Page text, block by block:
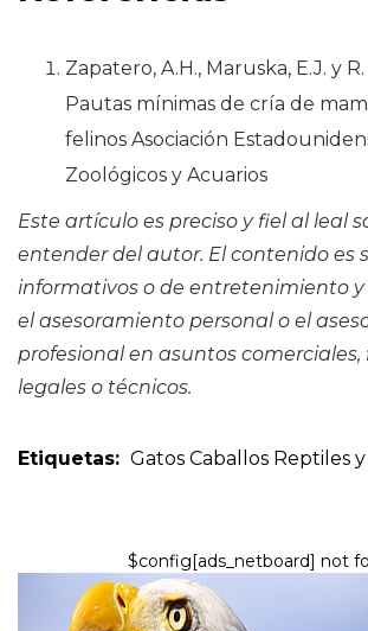
Zapatero, A.H., Maruska, E.J. y
Pautas mínimas de cría de
felinos Asociación
Zoológicos y Acuarios
Este artículo es preciso y fiel al leal
entender del autor. El contenido es
informativos o de entretenimiento
el asesoramiento personal o el
profesional en asuntos comerciales,
legales o técnicos.
Etiquetas: Gatos Caballos Reptiles
$config[ads_netboard] not